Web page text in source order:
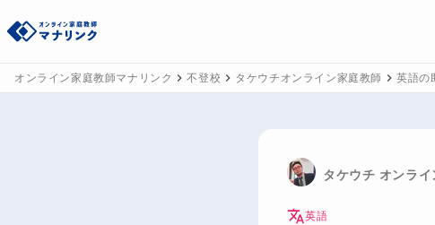
オンライン家庭教師マナリンク 不登校 タケウチオンライン家庭教師 英語の
タケウチ オンラ
英語